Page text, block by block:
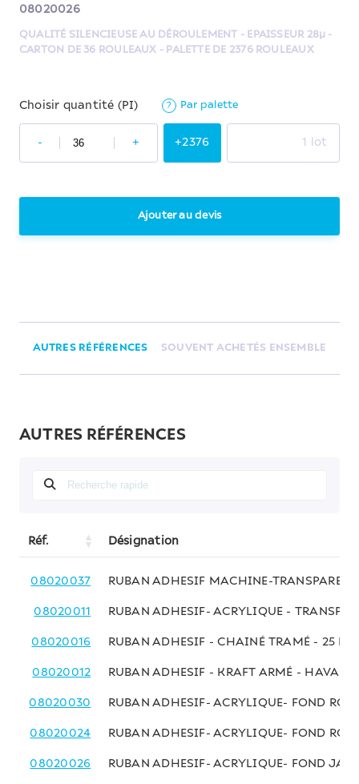
08020026
QUALITÉ SILENCIEUSE AU DÉROULEMENT - EPAISSEUR 28µ -
CARTON DE 36 ROULEAUX - PALETTE DE 2376 ROULEAUX
Choisir quantité (PI) ? Par palette
- + +2376 1 lot
Ajouter au devis
AUTRES RÉFÉRENCES SOUVENT ACHETÉS ENSEMBLE
AUTRES RÉFÉRENCES
Réf. Désignation
08020037 RUBAN ADHESIF MACHINE-
08020011 RUBAN ADHESIF- ACRYLIQUE -
08020016 RUBAN ADHESIF - CHAINÉ TRAMÉ - 25
08020012 RUBAN ADHESIF - KRAFT ARMÉ -
08020030 RUBAN ADHESIF- ACRYLIQUE- FOND
08020024 RUBAN ADHESIF- ACRYLIQUE- FOND
08020026 RUBAN ADHESIF- ACRYLIQUE- FOND